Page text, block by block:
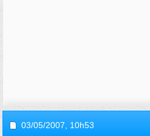
03/05/2007, 10h53